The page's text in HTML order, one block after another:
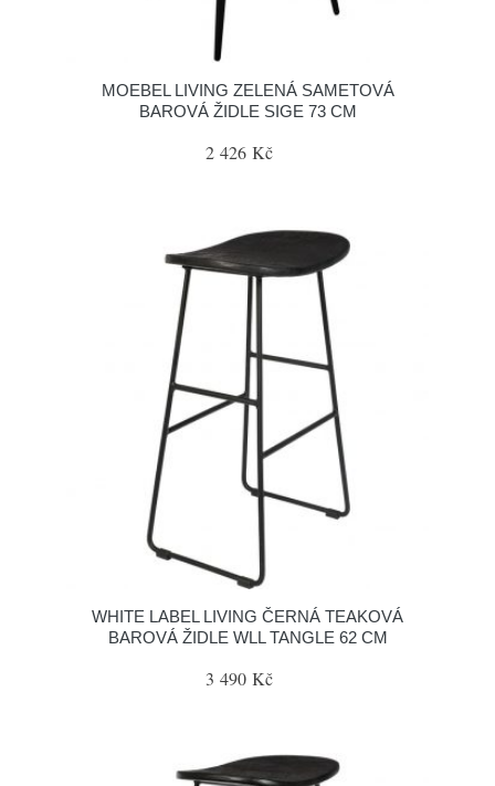
MOEBEL LIVING ZELENÁ SAMETOVÁ
BAROVÁ ŽIDLE SIGE 73 CM
2 426 Kč
WHITE LABEL LIVING ČERNÁ TEAKOVÁ
BAROVÁ ŽIDLE WLL TANGLE 62 CM
3 490 Kč